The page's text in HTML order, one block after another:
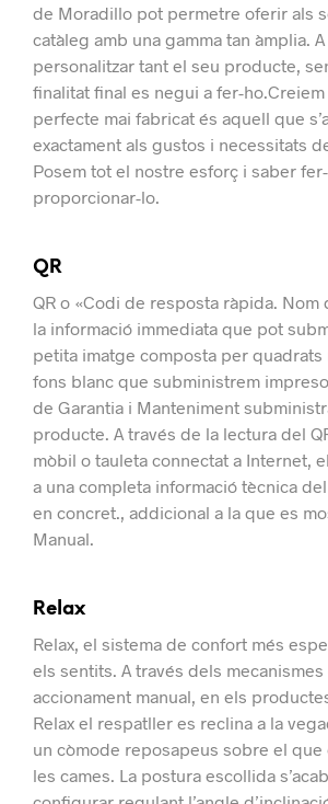
de Moradillo pot permetre oferir als
catàleg amb una gamma tan àmplia.
personalitzar tant el seu producte,
finalitat final es negui a fer-ho.
perfecte mai fabricat és aquell que
exactament als gustos i necessitats
Posem tot el nostre esforç i saber
proporcionar-lo.
QR
QR o «Codi de resposta ràpida.
la informació immediata que pot
petita imatge composta per
fons blanc que subministrem
de Garantia i Manteniment
producte. A través de la lectura del
mòbil o tauleta connectat a Internet,
a una completa informació tècnica
en concret., addicional a la que es
Manual.
Relax
Relax, el sistema de confort més
els sentits. A través dels
accionament manual, en els
Relax el respatller es reclina a la
un còmode reposapeus sobre el que
les cames. La postura escollida